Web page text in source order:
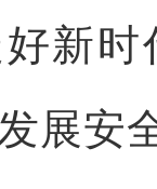
新
展安